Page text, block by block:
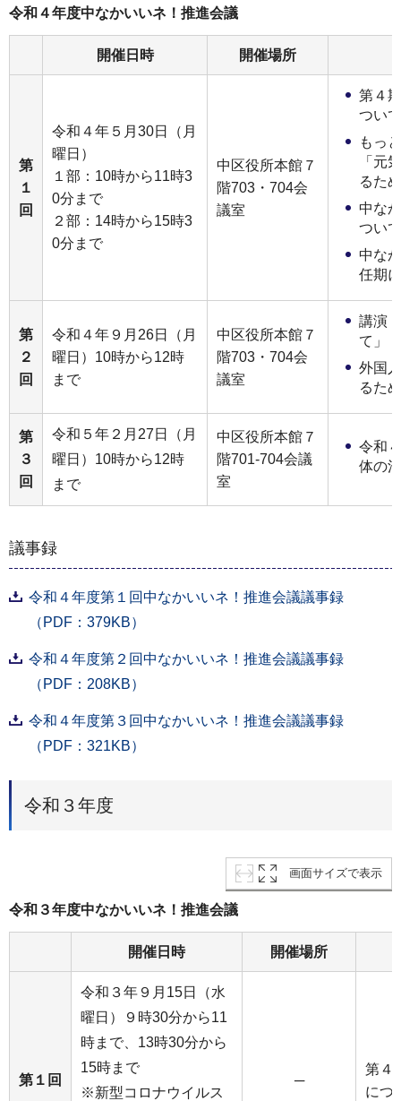
令和４年度中なかいいネ！推進会議
開催日時 開催場所
第
１
回
令和４年５月30日（月
曜日）
１部：10時から11時3
0分まで
２部：14時から15時3
0分まで
中区役所本館７
階703・704会
議室
第４
ついて
もっ
「元
るた
中な
ついて
中な
任期
第
２
回
令和４年９月26日（月
曜日）10時から12時
まで
中区役所本館７
階703・704会
議室
講演
て」
外国
るた
第
３
回
令和５年２月27日（月
曜日）10時から12時
まで
中区役所本館７
階701-704会議
室
令和
体の
議事録
令和４年度第１回中なかいいネ！推進会議議事録
（PDF：379KB）
令和４年度第２回中なかいいネ！推進会議議事録
（PDF：208KB）
令和４年度第３回中なかいいネ！推進会議議事録
（PDF：321KB）
令和３年度
画面サイズで表示
令和３年度中なかいいネ！推進会議
開催日時 開催場所
第１回
令和３年９月15日（水
曜日）９時30分から11
時まで、13時30分から
15時まで
※新型コロナウイルス
─
第４
につ